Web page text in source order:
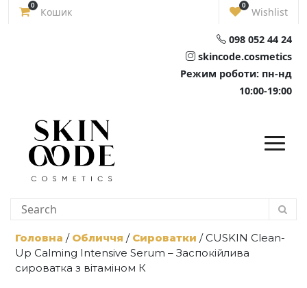
Skip
0
Кошик
0
Wishlist
098 052 44 24
skincode.cosmetics
Режим роботи: пн-нд
10:00-19:00
Головна / Обличчя / Сироватки / CUSKIN Clean-
Up Calming Intensive Serum – Заспокійлива
сироватка з вітаміном К